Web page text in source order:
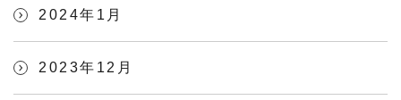
2024年1月
2023年12月